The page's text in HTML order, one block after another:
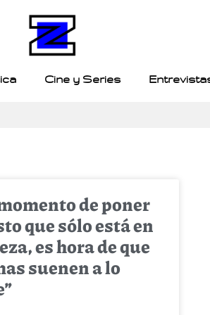
Cine y Series
de poner
que sólo está en
es hora de que
suenen a lo